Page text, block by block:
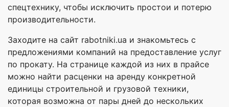
спецтехнику, чтобы исключить простои и потерю
производительности.
Заходите на сайт rabotniki.ua и знакомьтесь с
предложениями компаний на предоставление услуг
по прокату. На странице каждой из них в прайсе
можно найти расценки на аренду конкретной
единицы строительной и грузовой техники,
которая возможна от пары дней до нескольких